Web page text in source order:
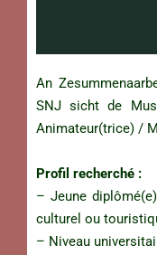
An
SNJ sicht de
Animateur(trice) /
Profil recherché :
– Jeune
culturel ou
– Niveau